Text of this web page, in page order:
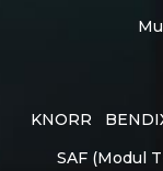
KNORR
SAF (Modul